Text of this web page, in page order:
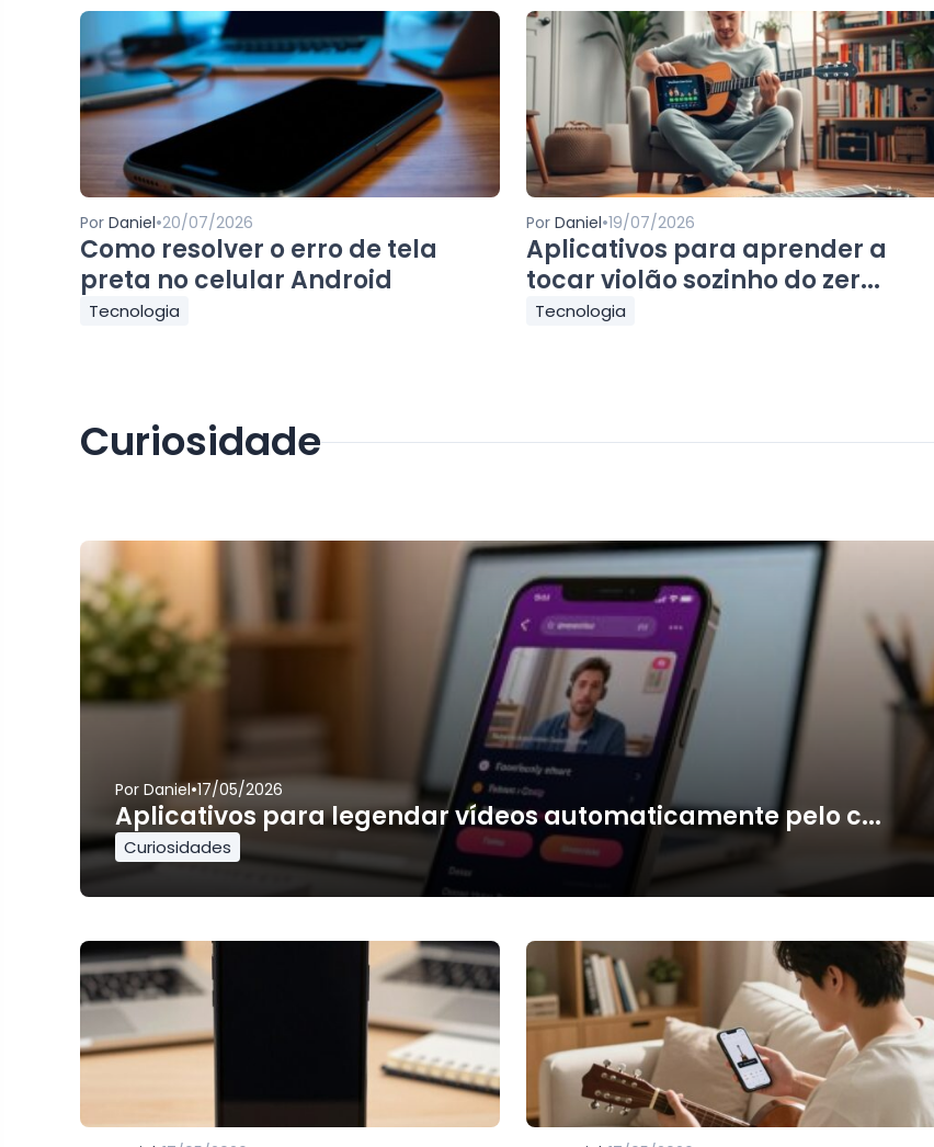
Por Daniel•20/07/2026
Como resolver o erro de tela
preta no celular Android
Tecnologia
PorDaniel•19/07/2026
Aplicativos para aprender a
tocar violão sozinho do zer...
Tecnologia
Curiosidade
Por Daniel•17/05/2026
Aplicativos para legendar vídeos automaticamente pelo c...
Curiosidades